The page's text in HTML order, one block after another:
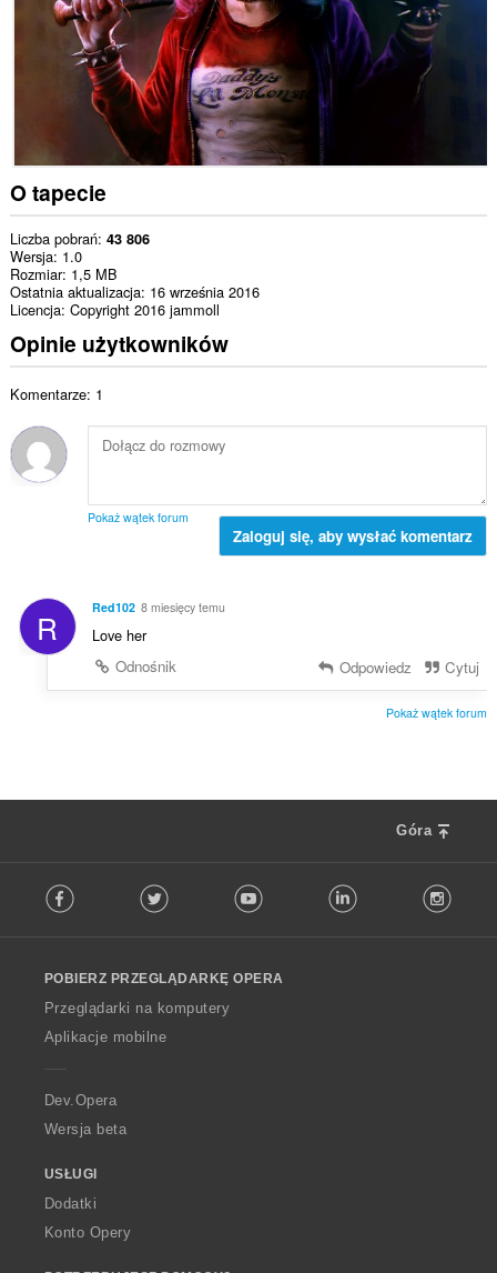
O tapecie
Liczba pobrań 43 806
Wersja 1.0
Rozmiar 1,5 MB
Ostatnia aktualizacja 16 września 2016
Licencja Copyright 2016 jammoll
Opinie użytkowników
Komentarze: 1
Pokaż wątek forum
Zaloguj się, aby wysłać komentarz
R Red102 8 miesięcy temu
Love her
Odnośnik
Odpowiedz Cytuj
Pokaż wątek forum
Góra
o
w
O
p
a
Facebook Twitter Youtube LinkedIn
POBIERZ PRZEGLĄDARKĘ OPERA
Przeglądarki na komputery
Aplikacje mobilne
Dev.Opera
Wersja beta
USŁUGI
Dodatki
Konto Opery